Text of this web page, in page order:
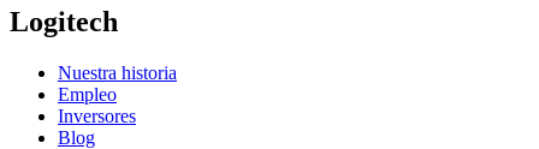
Logitech
Nuestra historia
Empleo
Inversores
Blog